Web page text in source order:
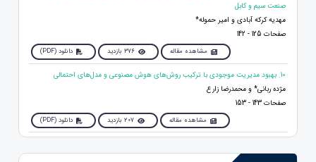
صنعت سیم و کابل
مهدیه کرکه آبادی و امیر حموله*
صفحات 125 - 142
مشاهده مقاله 376 بازدید دانلود (PDF)
10. بهبود مدیریت موجودی با ترکیب روش‌های هوش مصنوعی و مدل‌های احتمالی
مژده ربانی* و محمدرضا زارع
صفحات 143 - 153
مشاهده مقاله 207 بازدید دانلود (PDF)